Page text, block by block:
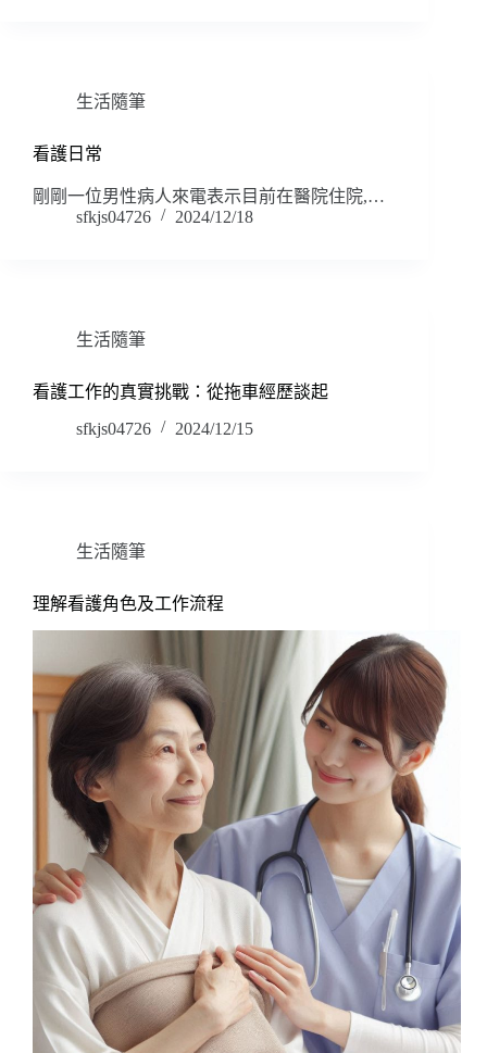
生活隨筆
看護日常
剛剛一位男性病人來電表示目前在醫院住院,…
sfkjs04726
2024/12/18
生活隨筆
看護工作的真實挑戰：從拖車經歷談起
sfkjs04726
2024/12/15
生活隨筆
理解看護角色及工作流程